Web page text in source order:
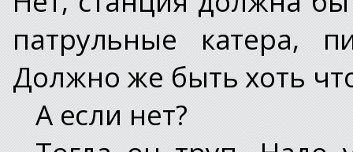
патрульные катера,
Должно же быть хоть
А если нет?